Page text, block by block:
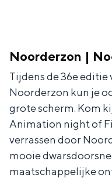
Noorderzon |
Tijdens de 36e
Noorderzon kun je
grote scherm. Kom
Animation night of
verrassen door
mooie
maatschappelijke